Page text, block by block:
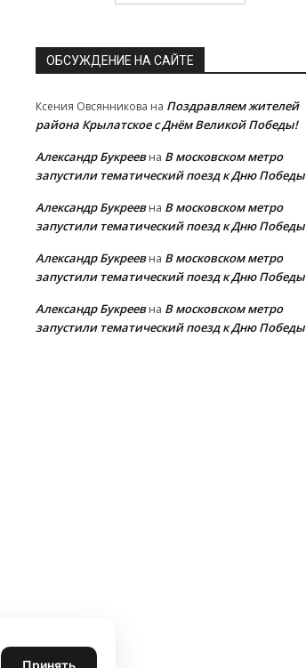
ОБСУЖДЕНИЕ НА САЙТЕ
Ксения Овсянникова на Поздравляем жителей
района Крылатское с Днём Великой Победы!
Александр Букреевна В московском метро
запустили тематический поезд к Дню Победы
Александр Букреевна В московском метро
запустили тематический поезд к Дню Победы
Александр Букреевна В московском метро
запустили тематический поезд к Дню Победы
Александр Букреевна В московском метро
запустили тематический поезд к Дню Победы
Принять